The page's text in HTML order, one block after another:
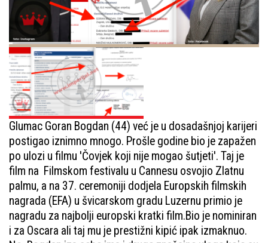
Glumac Goran Bogdan (44) već je u dosadašnjoj karijeri
postigao iznimno mnogo. Prošle godine bio je zapažen
po ulozi u filmu 'Čovjek koji nije mogao šutjeti'. Taj je
film na Filmskom festivalu u Cannesu osvojio Zlatnu
palmu, a na 37. ceremoniji dodjela Europskih filmskih
nagrada (EFA) u švicarskom gradu Luzernu primio je
nagradu za najbolji europski kratki film.Bio je nominiran
i za Oscara ali taj mu je prestižni kipić ipak izmaknuo.